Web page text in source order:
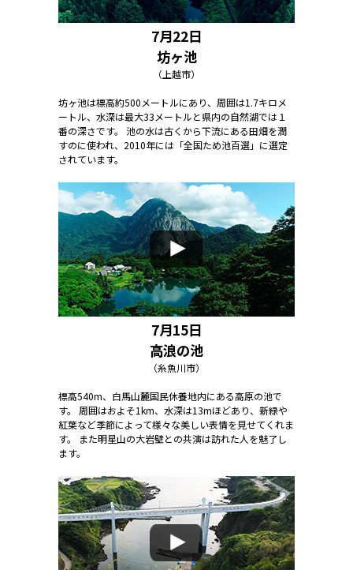
7月22日
坊ヶ池
（上越市）
坊ヶ池は標高約500メートルにあり、周囲は1.7キロメ
ートル、水深は最大33メートルと県内の自然湖では１
番の深さです。 池の水は古くから下流にある田畑を潤
すのに使われ、2010年には「全国ため池百選」に選定
されています。
7月15日
高浪の池
（糸魚川市）
標高540m、白馬山麓国民休養地内にある高原の池で
す。 周囲はおよそ1km、水深は13mほどあり、新緑や
紅葉など季節によって様々な美しい表情を見せてくれま
す。 また明星山の大岩壁との共演は訪れた人を魅了し
ます。